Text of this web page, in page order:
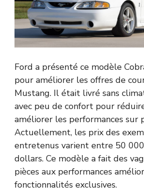
Ford a présenté ce modèle
pour améliorer les offres de
Mustang. Il était livré sans
avec peu de confort pour
améliorer les performances sur
Actuellement, les prix des
entretenus varient entre 50
dollars. Ce modèle a fait des
pièces aux performances
fonctionnalités exclusives.